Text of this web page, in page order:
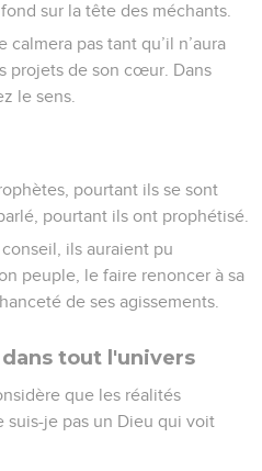
sur la tête des méchants.
pas tant qu’il n’aura
projets de son cœur. Dans
le sens.
pourtant ils se sont
pourtant ils ont prophétisé.
ils auraient pu
peuple, le faire renoncer à sa
de ses agissements.
tout l'univers
que les réalités
suis-je pas un Dieu qui voit